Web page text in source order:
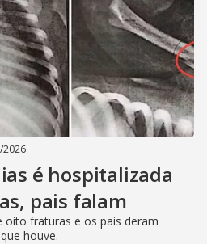
2026
é hospitalizada
pais falam
oito fraturas e os pais deram
houve.